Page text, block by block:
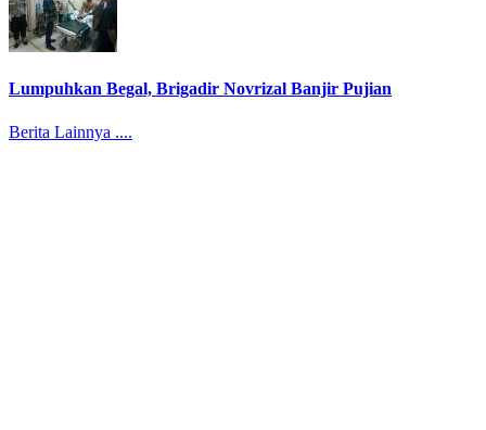
Lumpuhkan Begal, Brigadir Novrizal Banjir Pujian
Berita Lainnya ....